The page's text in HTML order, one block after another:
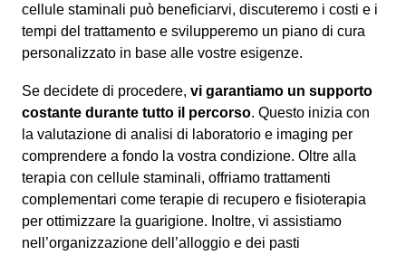
cellule staminali può beneficiarvi, discuteremo i costi e i
tempi del trattamento e svilupperemo un piano di cura
personalizzato in base alle vostre esigenze.
Se decidete di procedere, vi garantiamo un supporto
costante durante tutto il percorso. Questo inizia con
la valutazione di analisi di laboratorio e imaging per
comprendere a fondo la vostra condizione. Oltre alla
terapia con cellule staminali, offriamo trattamenti
complementari come terapie di recupero e fisioterapia
per ottimizzare la guarigione. Inoltre, vi assistiamo
nell’organizzazione dell’alloggio e dei pasti